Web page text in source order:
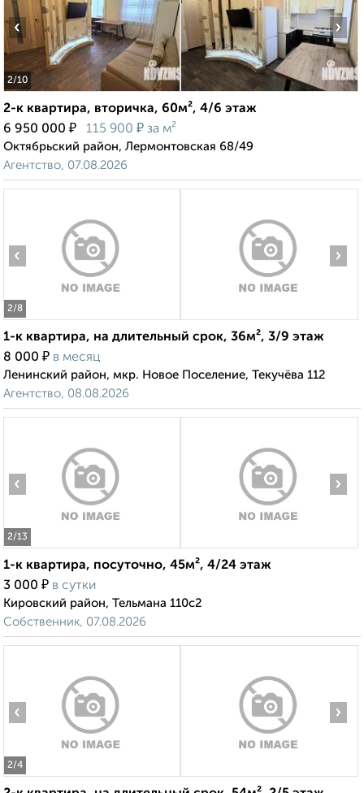
2/10
‹ ›
2-к квартира, вторичка, 60м², 4/6 этаж
6 950 000 ₽ 115 900 ₽ за м²
Октябрьский район, Лермонтовская 68/49
Агентство, 07.08.2026
2/8
‹ ›
1-к квартира, на длительный срок, 36м², 3/9 этаж
8 000 ₽ в месяц
Ленинский район, мкр. Новое Поселение, Текучёва 112
Агентство, 08.08.2026
2/13
‹ ›
1-к квартира, посуточно, 45м², 4/24 этаж
3 000 ₽ в сутки
Кировский район, Тельмана 110с2
Собственник, 07.08.2026
2/4
‹ ›